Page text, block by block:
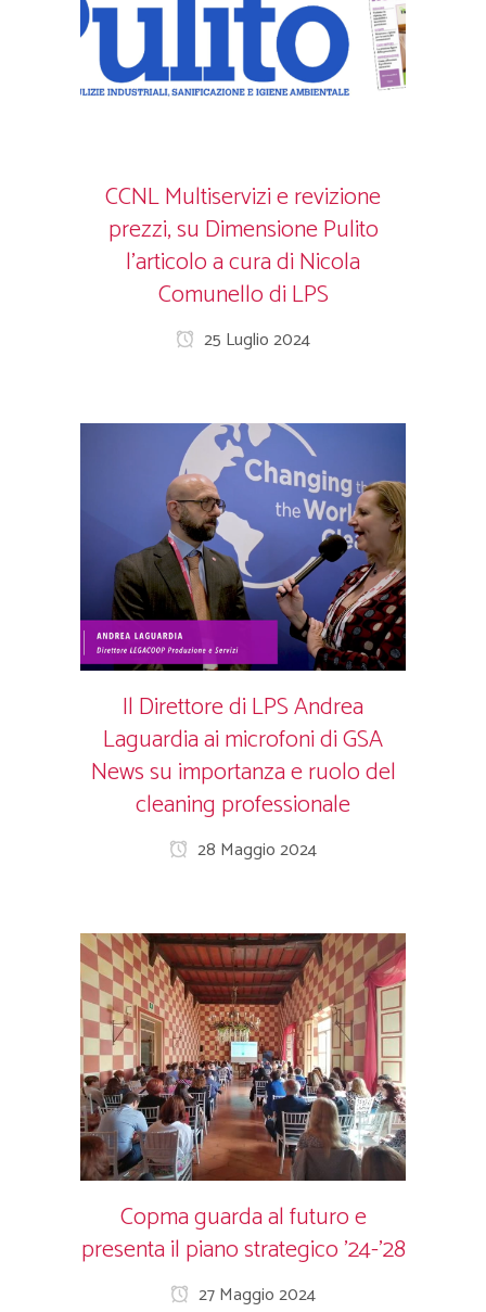
CCNL Multiservizi e revizione
prezzi, su Dimensione Pulito
l’articolo a cura di Nicola
Comunello di LPS
25 Luglio 2024
Il Direttore di LPS Andrea
Laguardia ai microfoni di GSA
News su importanza e ruolo del
cleaning professionale
28 Maggio 2024
Copma guarda al futuro e
presenta il piano strategico ’24-’28
27 Maggio 2024